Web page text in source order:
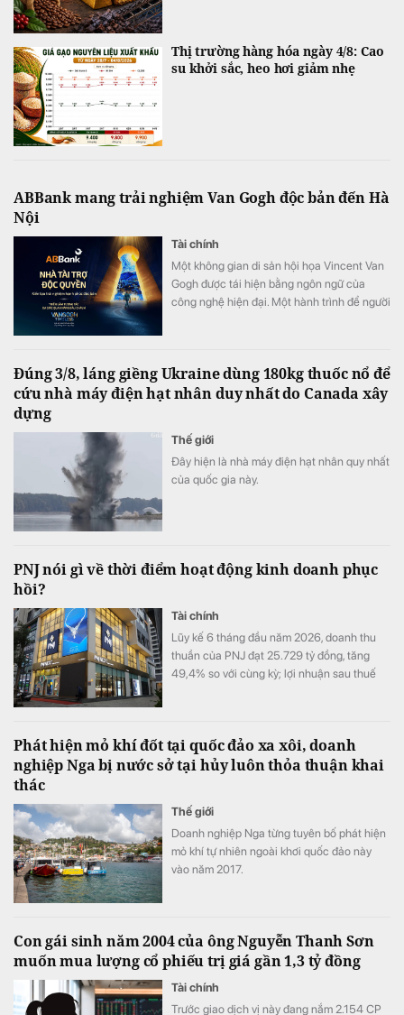
Thị trường hàng hóa ngày 4/8: Cao
su khởi sắc, heo hơi giảm nhẹ
ABBank mang trải nghiệm Van Gogh độc bản đến Hà
Nội
Tài chính
Một không gian di sản hội họa Vincent Van
Gogh được tái hiện bằng ngôn ngữ của
công nghệ hiện đại. Một hành trình để người
ABBank đồng hành kiến tạo một hành trình
trải nghiệm hạnh phúc độc bản, khó quên
Đúng 3/8, láng giềng Ukraine dùng 180kg thuốc nổ để
cứu nhà máy điện hạt nhân duy nhất do Canada xây
dựng
Thế giới
Đây hiện là nhà máy điện hạt nhân quy nhất
của quốc gia này.
PNJ nói gì về thời điểm hoạt động kinh doanh phục
hồi?
Tài chính
Lũy kế 6 tháng đầu năm 2026, doanh thu
thuần của PNJ đạt 25.729 tỷ đồng, tăng
49,4% so với cùng kỳ; lợi nhuận sau thuế
Phát hiện mỏ khí đốt tại quốc đảo xa xôi, doanh
nghiệp Nga bị nước sở tại hủy luôn thỏa thuận khai
thác
Thế giới
Doanh nghiệp Nga từng tuyên bố phát hiện
mỏ khí tự nhiên ngoài khơi quốc đảo này
vào năm 2017.
Con gái sinh năm 2004 của ông Nguyễn Thanh Sơn
muốn mua lượng cổ phiếu trị giá gần 1,3 tỷ đồng
Tài chính
Trước giao dịch vị này đang nắm 2.154 СР